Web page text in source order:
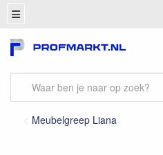
Meubelgreep Liana